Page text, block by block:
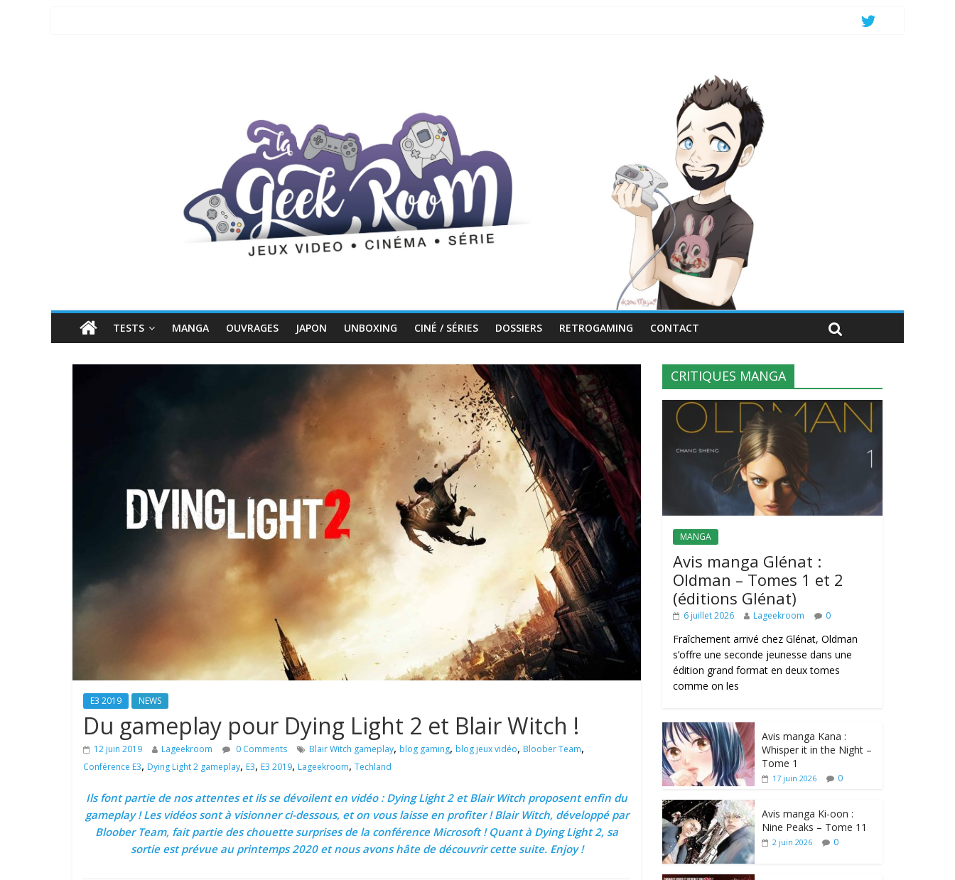
TESTS MANGA OUVRAGES JAPON UNBOXING CINÉ / SÉRIES DOSSIERS RETROGAMING CONTACT
E3 2019 NEWS
Du gameplay pour Dying Light 2 et Blair Witch !
12 juin 2019 Lageekroom 0 Comments Blair Witch gameplay, blog gaming, blog jeux vidéo, Bloober Team,
Conférence E3, Dying Light 2 gameplay, E3, E3 2019, Lageekroom, Techland
Ils font partie de nos attentes et ils se dévoilent en vidéo : Dying Light 2 et Blair Witch proposent enfin du
gameplay ! Les vidéos sont à visionner ci-dessous, et on vous laisse en profiter ! Blair Witch, développé par
Bloober Team, fait partie des chouette surprises de la conférence Microsoft ! Quant à Dying Light 2, sa
sortie est prévue au printemps 2020 et nous avons hâte de découvrir cette suite. Enjoy !
CRITIQUES MANGA
MANGA
Avis manga Glénat :
Oldman – Tomes 1 et 2
(éditions Glénat)
6 juillet 2026 Lageekroom 0
Fraîchement arrivé chez Glénat, Oldman
s’offre une seconde jeunesse dans une
édition grand format en deux tomes
comme on les
Avis manga Kana :
Whisper it in the Night –
Tome 1
17 juin 2026 0
Avis manga Ki-oon :
Nine Peaks – Tome 11
2 juin 2026 0